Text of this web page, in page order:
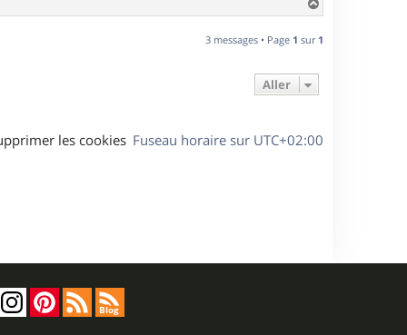
a
t
3 messages • Page 1 sur 1
Aller
Fuseau horaire sur UTC+02:00
les cookies